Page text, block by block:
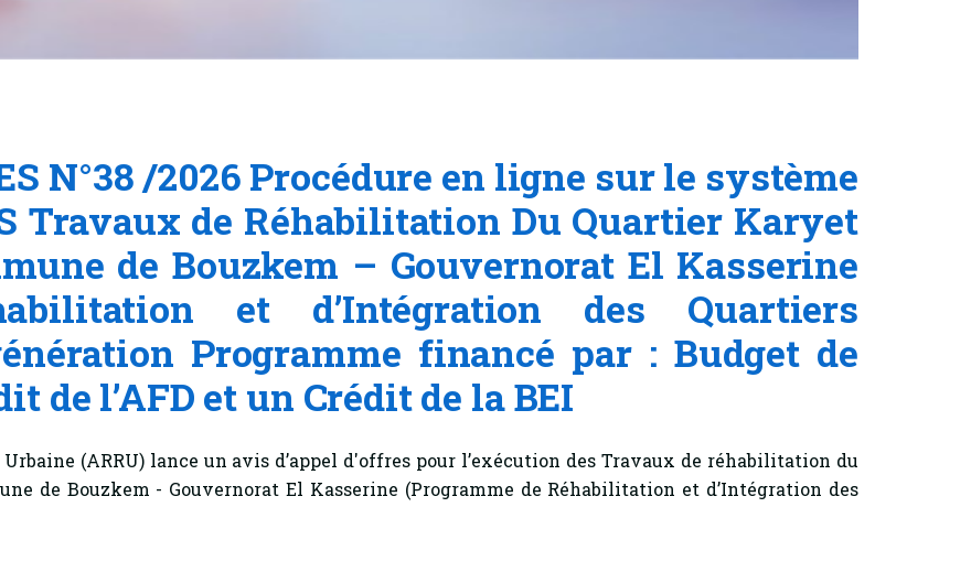
N°38 /2026 Procédure en ligne sur le système
Travaux de Réhabilitation Du Quartier Karyet
de Bouzkem – Gouvernorat El Kasserine
et d’Intégration des Quartiers
Programme financé par : Budget de
de l’AFD et un Crédit de la BEI
(ARRU) lance un avis d’appel d'offres pour l’exécution des Travaux de réhabilitation du
de Bouzkem - Gouvernorat El Kasserine (Programme de Réhabilitation et d’Intégration des